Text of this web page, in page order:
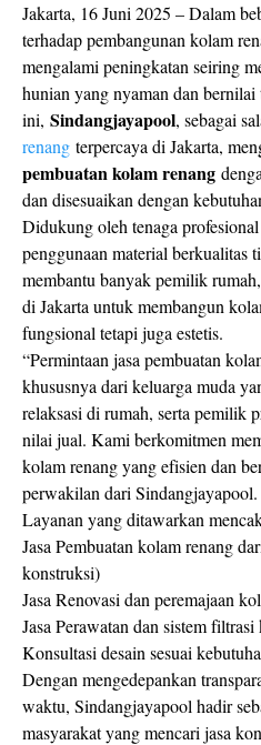
Jakarta, 16 Juni 2025 – Dalam
terhadap pembangunan kolam
mengalami peningkatan seiring
hunian yang nyaman dan
ini, Sindangjayapool, sebagai
renang terpercaya di Jakarta,
pembuatan kolam renang
dan disesuaikan dengan
Didukung oleh tenaga
penggunaan material berkualitas
membantu banyak pemilik
di Jakarta untuk membangun
fungsional tetapi juga estetis.
“Permintaan jasa pembuatan
khususnya dari keluarga muda
relaksasi di rumah, serta pemilik
nilai jual. Kami berkomitmen
kolam renang yang efisien dan
perwakilan dari Sindangjayapool.
Layanan yang ditawarkan
Jasa Pembuatan kolam renang
konstruksi)
Jasa Renovasi dan peremajaan
Jasa Perawatan dan sistem
Konsultasi desain sesuai
Dengan mengedepankan
waktu, Sindangjayapool hadir
masyarakat yang mencari jasa